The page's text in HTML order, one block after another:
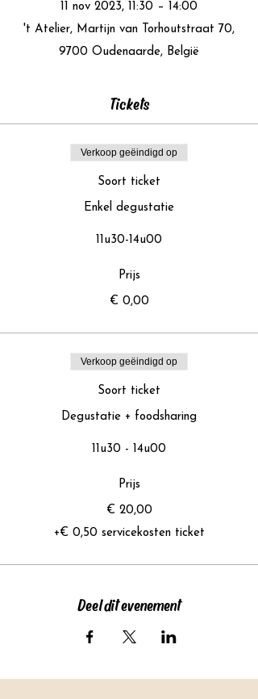
11 nov 2023, 11:30 – 14:00
't Atelier, Martijn van Torhoutstraat 70,
9700 Oudenaarde, België
Tickets
Verkoop geëindigd op
Soort ticket
Enkel degustatie
11u30-14u00
Prijs
€ 0,00
Verkoop geëindigd op
Soort ticket
Degustatie + foodsharing
11u30 - 14u00
Prijs
€ 20,00
+€ 0,50 servicekosten ticket
Deel dit evenement